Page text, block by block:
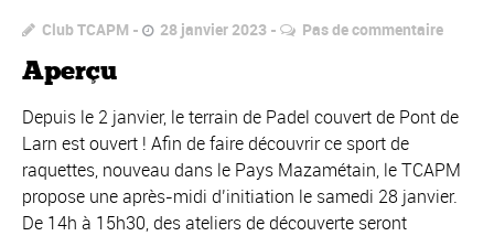
Club TCAPM 28 janvier 2023 Pas de commentaire
Aperçu
Depuis le 2 janvier, le terrain de Padel couvert de Pont de
Larn est ouvert ! Afin de faire découvrir ce sport de
raquettes, nouveau dans le Pays Mazamétain, le TCAPM
propose une après-midi d’initiation le samedi 28 janvier.
De 14h à 15h30, des ateliers de découverte seront